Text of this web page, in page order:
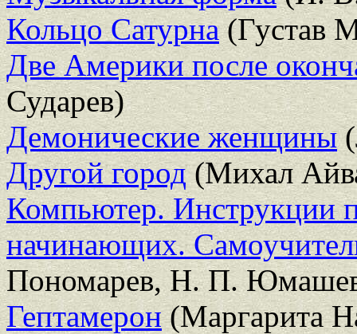
Кольцо Сатурна(Густав
Две Америки после
Сударев)
Демонические женщины
Другой город(Михал
Компьютер. Инструкции
начинающих.
Пономарев, Н. П.
Гептамерон(Маргарита